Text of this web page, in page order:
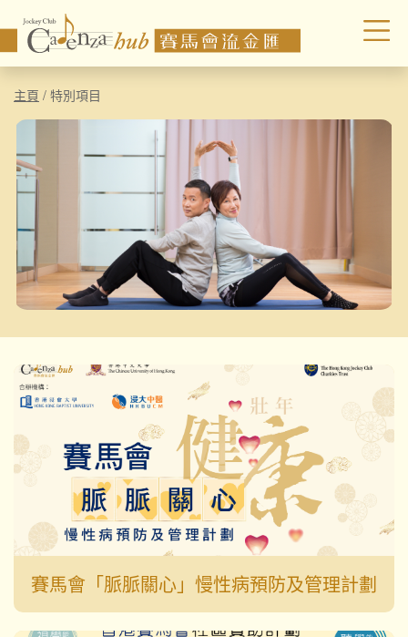
主頁 / 特別項目
賽馬會「脈脈關心」慢性病預防及管理計劃